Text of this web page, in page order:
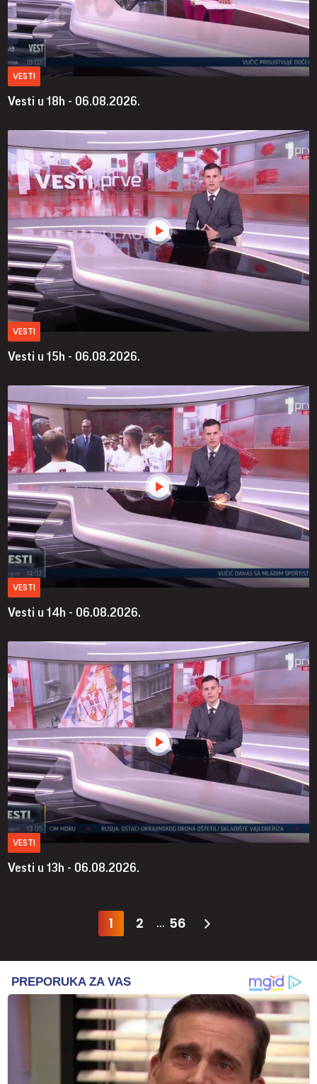
VESTI
Vesti u 18h - 06.08.2026.
VESTI
Vesti u 15h - 06.08.2026.
VESTI
Vesti u 14h - 06.08.2026.
VESTI
Vesti u 13h - 06.08.2026.
1 2 ... 56